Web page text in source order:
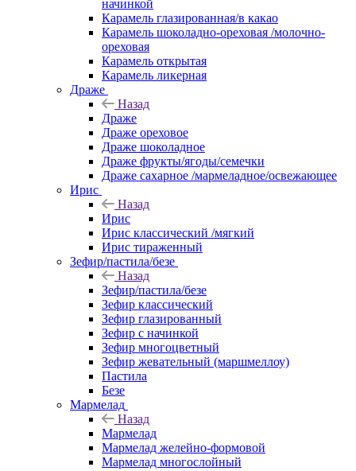
начинкой
Карамель глазированная/в какао
Карамель шоколадно-ореховая /молочно-
ореховая
Карамель открытая
Карамель ликерная
Драже
Назад
Драже
Драже ореховое
Драже шоколадное
Драже фрукты/ягоды/семечки
Драже сахарное /мармеладное/освежающее
Ирис
Назад
Ирис
Ирис классический /мягкий
Ирис тираженный
Зефир/пастила/безе
Назад
Зефир/пастила/безе
Зефир классический
Зефир глазированный
Зефир с начинкой
Зефир многоцветный
Зефир жевательный (маршмеллоу)
Пастила
Безе
Мармелад
Назад
Мармелад
Мармелад желейно-формовой
Мармелад многослойный